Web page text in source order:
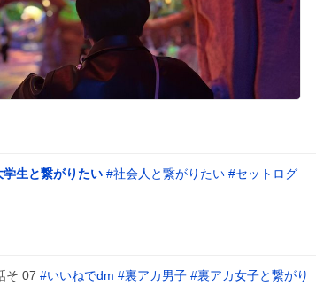
学生と繋がりたい #社会人と繋がりたい #セットログ
そ 07 #いいねでdm #裏アカ男子 #裏アカ女子と繋がり